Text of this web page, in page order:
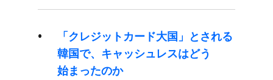
「クレジットカード大国」とされる​
韓国で、​キャッシュレスは​どう​
始まったのか